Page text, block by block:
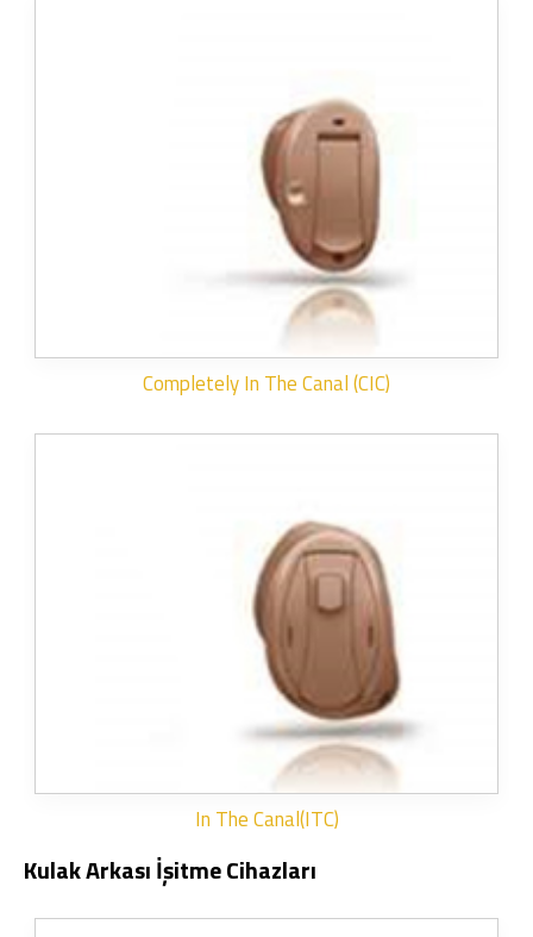
Completely In The Canal (CIC)
In The Canal(ITC)
Kulak Arkası İşitme Cihazları